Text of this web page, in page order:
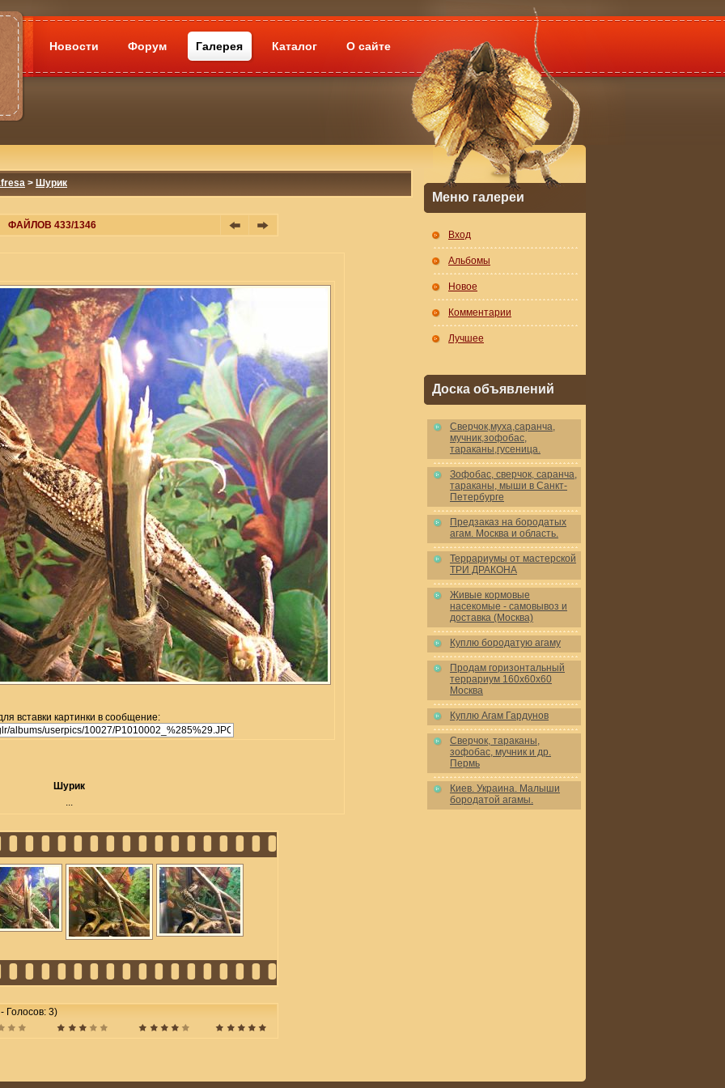
Новости Форум Галерея Каталог О сайте
> Шурик
ФАЙЛОВ 433/1346
вставки картинки в сообщение:
Шурик
...
Голосов: 3)
Меню галереи
Вход
Альбомы
Новое
Комментарии
Лучшее
Доска объявлений
Cверчок,муха,саранча,
мучник,зофобас,
тараканы,гусеница.
Зофобас, сверчок, саранча,
тараканы, мыши в Санкт-
Петербурге
Предзаказ на бородатых
агам. Москва и область.
Террариумы от мастерской
ТРИ ДРАКОНА
Живые кормовые
насекомые - самовывоз и
доставка (Москва)
Куплю бородатую агаму
Продам горизонтальный
террариум 160x60x60
Москва
Куплю Агам Гардунов
Сверчок, тараканы,
зофобас, мучник и др.
Пермь
Киев. Украина. Малыши
бородатой агамы.